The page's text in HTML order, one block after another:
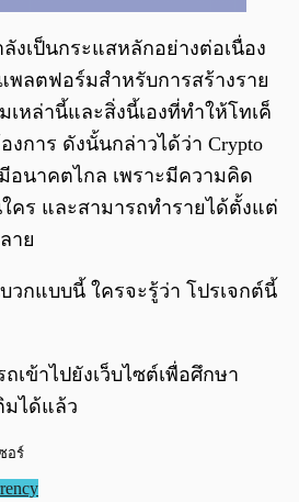
เป็นกระแสหลักอย่างต่อเนื่อง
แพลตฟอร์มสำหรับการสร้างราย
หล่านี้และสิ่งนี้เองที่ทำให้โทเค็
งการ ดังนั้นกล่าวได้ว่า Crypto
อนาคตไกล เพราะมีความคิด
คร และสามารถทำรายได้ตั้งแต่
าย
วกแบบนี้ ใครจะรู้ว่า โปรเจกต์นี้
เข้าไปยังเว็บไซต์เพื่อศึกษา
มได้แล้ว
อร์